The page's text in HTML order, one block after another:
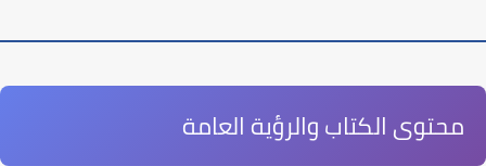
محتوى الكتاب والرؤية العامة